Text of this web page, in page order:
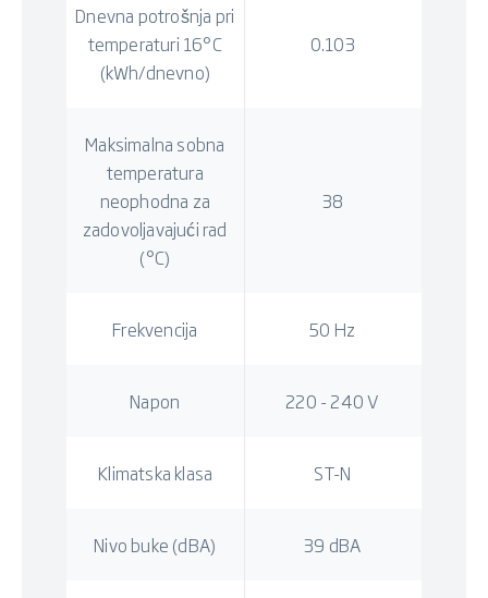
Dnevna potrošnja pri
temperaturi 16°C
(kWh/dnevno)
0.103
Maksimalna sobna
temperatura
neophodna za
zadovoljavajući rad
(°C)
38
Frekvencija 50 Hz
Napon 220 - 240 V
Klimatska klasa ST-N
Nivo buke (dBA) 39 dBA